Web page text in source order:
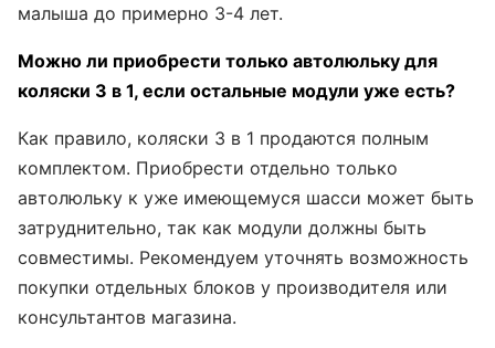
малыша до примерно 3-4 лет.
Можно ли приобрести только автолюльку для
коляски 3 в 1, если остальные модули уже есть?
Как правило, коляски 3 в 1 продаются полным
комплектом. Приобрести отдельно только
автолюльку к уже имеющемуся шасси может быть
затруднительно, так как модули должны быть
совместимы. Рекомендуем уточнять возможность
покупки отдельных блоков у производителя или
консультантов магазина.